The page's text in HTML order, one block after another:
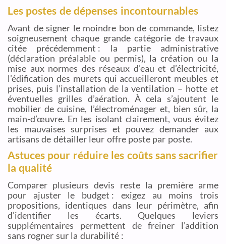
Les postes de dépenses incontournables
Avant de signer le moindre bon de commande, listez
soigneusement chaque grande catégorie de travaux
citée précédemment : la partie administrative
(déclaration préalable ou permis), la création ou la
mise aux normes des réseaux d’eau et d’électricité,
l’édification des murets qui accueilleront meubles et
prises, puis l’installation de la ventilation – hotte et
éventuelles grilles d’aération. À cela s’ajoutent le
mobilier de cuisine, l’électroménager et, bien sûr, la
main-d’œuvre. En les isolant clairement, vous évitez
les mauvaises surprises et pouvez demander aux
artisans de détailler leur offre poste par poste.
Astuces pour réduire les coûts sans sacrifier
la qualité
Comparer plusieurs devis reste la première arme
pour ajuster le budget : exigez au moins trois
propositions, identiques dans leur périmètre, afin
d’identifier les écarts. Quelques leviers
supplémentaires permettent de freiner l’addition
sans rogner sur la durabilité :